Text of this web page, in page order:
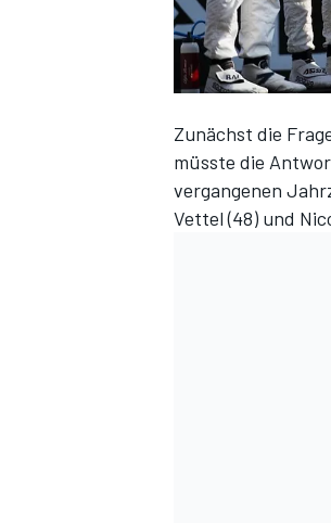
Zunächst die
müsste die
vergangenen
Vettel (48) und